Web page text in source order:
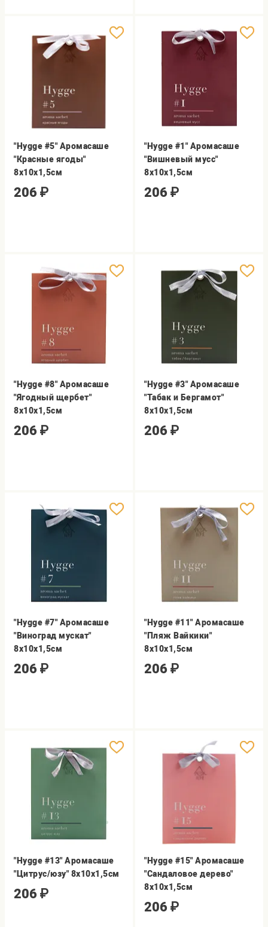
"Hygge #5" Аромасаше
"Красные ягоды"
8х10х1,5см
206 ₽
"Hygge #1" Аромасаше
"Вишневый мусс"
8х10х1,5см
206 ₽
"Hygge #8" Аромасаше
"Ягодный щербет"
8х10х1,5см
206 ₽
"Hygge #3" Аромасаше
"Табак и Бергамот"
8х10х1,5см
206 ₽
"Hygge #7" Аромасаше
"Виноград мускат"
8х10х1,5см
206 ₽
"Hygge #11" Аромасаше
"Пляж Вайкики"
8х10х1,5см
206 ₽
"Hygge #13" Аромасаше
"Цитрус/юзу" 8х10х1,5см
206 ₽
"Hygge #15" Аромасаше
"Сандаловое дерево"
8х10х1,5см
206 ₽